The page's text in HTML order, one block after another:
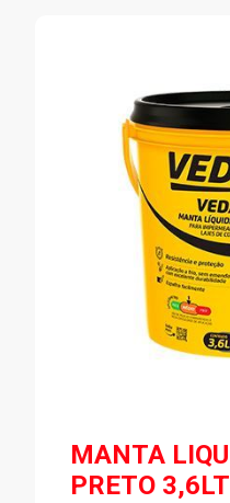
MANTA
PRETO